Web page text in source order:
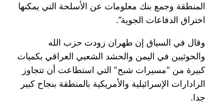
المنطقة وجمع بنك معلومات عن الأسلحة التي يمكنها
اختراق الدفاعات الجوية”.
وقال في السياق إن طهران زودت حزب الله
والحوثيين في اليمن والحشد الشعبي العراقي بكميات
كبيرة من “مسيرات شبح” التي استطاعت أن تتجاوز
الرادارات الإسرائيلية والأمريكية بالمنطقة بنجاح كبير
جدا.